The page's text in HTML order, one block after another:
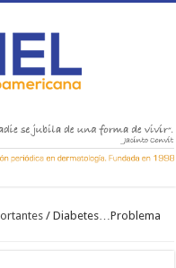
/ Diabetes…Problema